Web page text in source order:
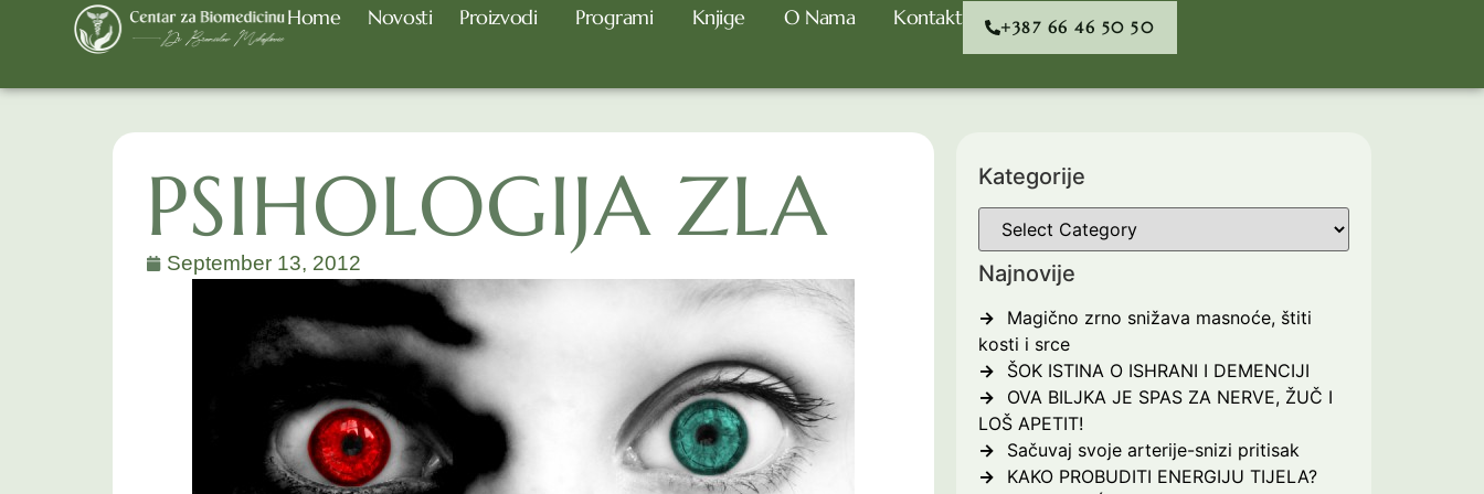
Home Novosti Proizvodi Programi Knjige O Nama Kontakt +387 66 46 50 50
PSIHOLOGIJA ZLA
September 13, 2012
Kategorije
Najnovije
Magično zrno snižava masnoće, štiti
kosti i srce
ŠOK ISTINA O ISHRANI I DEMENCIJI
OVA BILJKA JE SPAS ZA NERVE, ŽUČ I
LOŠ APETIT!
Sačuvaj svoje arterije-snizi pritisak
KAKO PROBUDITI ENERGIJU TIJELA?